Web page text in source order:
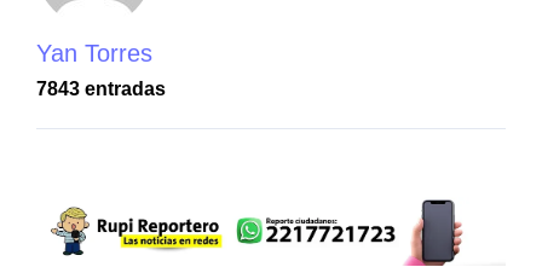
Yan Torres
7843 entradas